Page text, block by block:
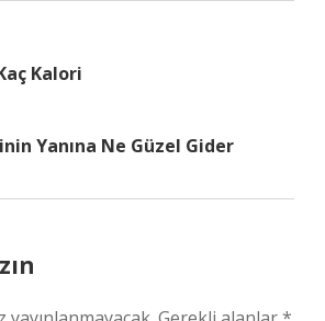
Kalori
Yanına Ne Güzel Gider